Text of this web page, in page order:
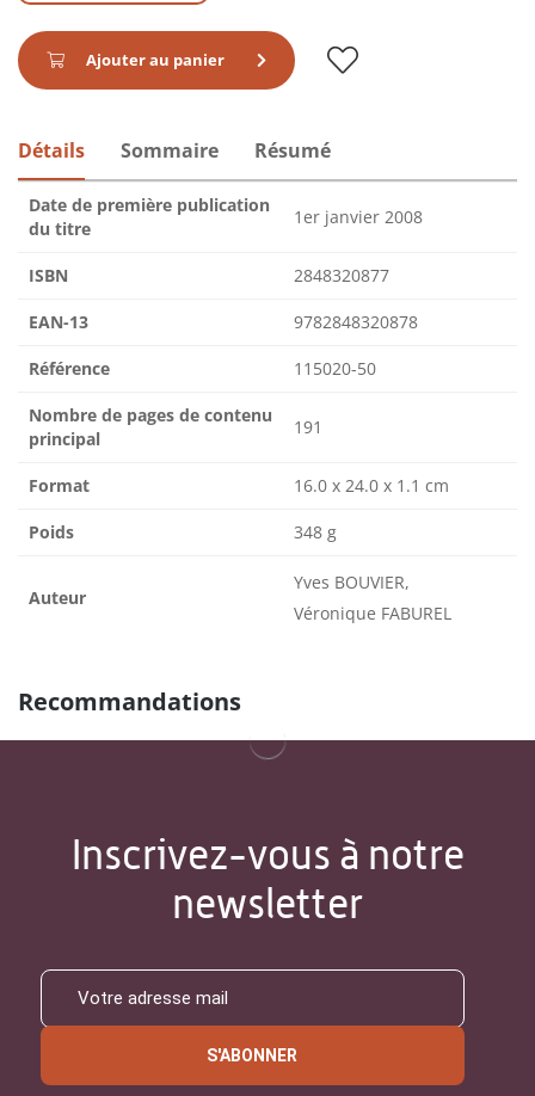
Ajouter au panier
Détails Sommaire Résumé
Date de première publication
du titre
1er janvier 2008
ISBN 2848320877
EAN-13 9782848320878
Référence 115020-50
Nombre de pages de contenu
principal
191
Format 16.0 x 24.0 x 1.1 cm
Poids 348 g
Auteur
Yves BOUVIER,
Véronique FABUREL
Recommandations
Inscrivez-vous à notre
newsletter
S'ABONNER